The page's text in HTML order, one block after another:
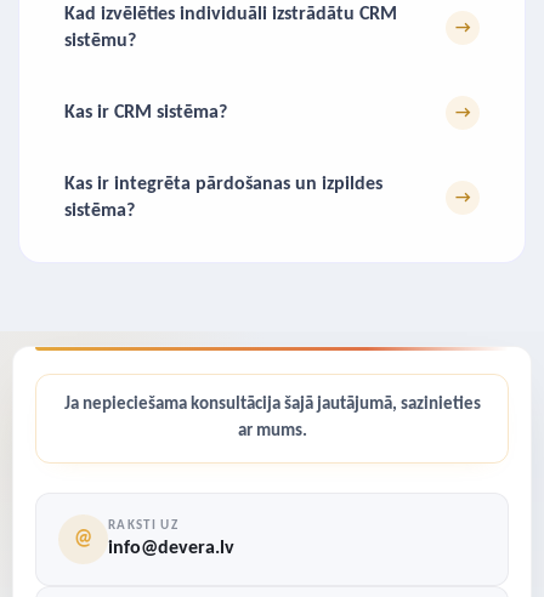
Kad izvēlēties individuāli izstrādātu CRM
sistēmu?
→
Kas ir CRM sistēma? →
Kas ir integrēta pārdošanas un izpildes
sistēma?
→
Ja nepieciešama konsultācija šajā jautājumā, sazinieties
ar mums.
@
RAKSTI UZ
info@devera.lv